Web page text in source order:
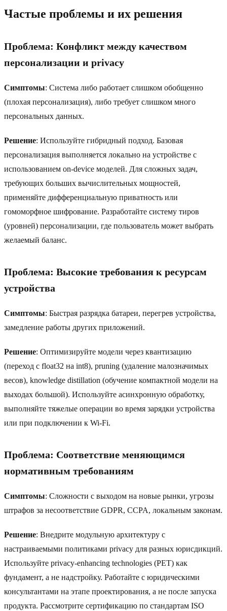
Частые проблемы и их решения
Проблема: Конфликт между качеством
персонализации и privacy
Симптомы: Система либо работает слишком обобщенно
(плохая персонализация), либо требует слишком много
персональных данных.
Решение: Используйте гибридный подход. Базовая
персонализация выполняется локально на устройстве с
использованием on-device моделей. Для сложных задач,
требующих больших вычислительных мощностей,
применяйте дифференциальную приватность или
гомоморфное шифрование. Разработайте систему тиров
(уровней) персонализации, где пользователь может выбрать
желаемый баланс.
Проблема: Высокие требования к ресурсам
устройства
Симптомы: Быстрая разрядка батареи, перегрев устройства,
замедление работы других приложений.
Решение: Оптимизируйте модели через квантизацию
(переход с float32 на int8), pruning (удаление малозначимых
весов), knowledge distillation (обучение компактной модели на
выходах большой). Используйте асинхронную обработку,
выполняйте тяжелые операции во время зарядки устройства
или при подключении к Wi-Fi.
Проблема: Соответствие меняющимся
нормативным требованиям
Симптомы: Сложности с выходом на новые рынки, угрозы
штрафов за несоответствие GDPR, CCPA, локальным законам.
Решение: Внедрите модульную архитектуру с
настраиваемыми политиками privacy для разных юрисдикций.
Используйте privacy-enhancing technologies (PET) как
фундамент, а не надстройку. Работайте с юридическими
консультантами на этапе проектирования, а не после запуска
продукта. Рассмотрите сертификацию по стандартам ISO